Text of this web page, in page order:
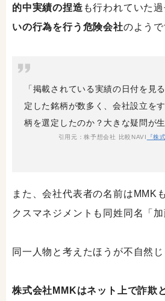
的中実績の捏造 も行われていた
いの行為を行う危険会社のようで
「掲載されている実績の日付を見
定した銘柄が数多く、会社設立を
柄を選定したのか？大きな疑問が生
引用元：株予想会社 比較NAVI 『株
また、会社代表者の名前はMMK
クスマネジメントも同姓同名「加
同一人物と考えたほうが不自然じ
株式会社MMKはネット上で詐欺